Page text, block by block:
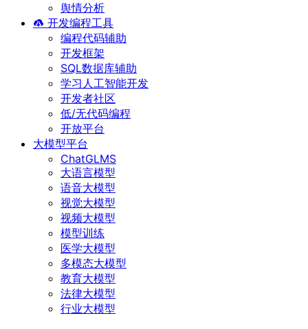
舆情分析
开发编程工具
编程代码辅助
开发框架
SQL数据库辅助
学习人工智能开发
开发者社区
低/无代码编程
开放平台
大模型平台
ChatGLMS
大语言模型
语音大模型
视觉大模型
视频大模型
模型训练
医学大模型
多模态大模型
教育大模型
法律大模型
行业大模型